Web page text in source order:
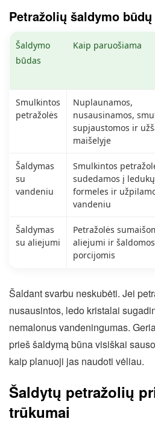
Petražolių šaldymo
Šaldymo
būdas
Kaip paruošiama
Smulkintos
petražolės
Nuplaunamos,
nusausinamos,
supjaustomos ir
maišelyje
Šaldymas
su
vandeniu
Smulkintos
sudedamos į ledukų
formeles ir
vandeniu
Šaldymas
su aliejumi
Petražolės
aliejumi ir šaldomos
porcijomis
Šaldant svarbu neskubėti. Jei
nusausintos, ledo kristalai
nemalonus vandeningumas.
prieš šaldymą būna visiškai
kaip planuoji jas naudoti vėliau.
Šaldytų petražolių
trūkumai